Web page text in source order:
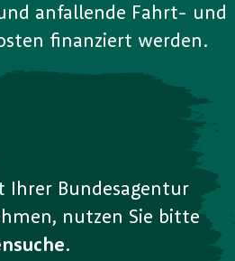
anfallende Fahrt- und
finanziert werden.
Ihrer Bundesagentur
nutzen Sie bitte
.